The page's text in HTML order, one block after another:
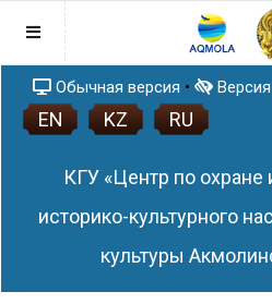
Главная
Правовая база
Раскрытие понятия и содержания
Закона Республики Казахстан от
ноября 2015 года № 410-V ЗРК «О
План работы
Новости
Обычная версия •
EN KZ RU
КГУ «Центр по охране
историко-культурного
культуры